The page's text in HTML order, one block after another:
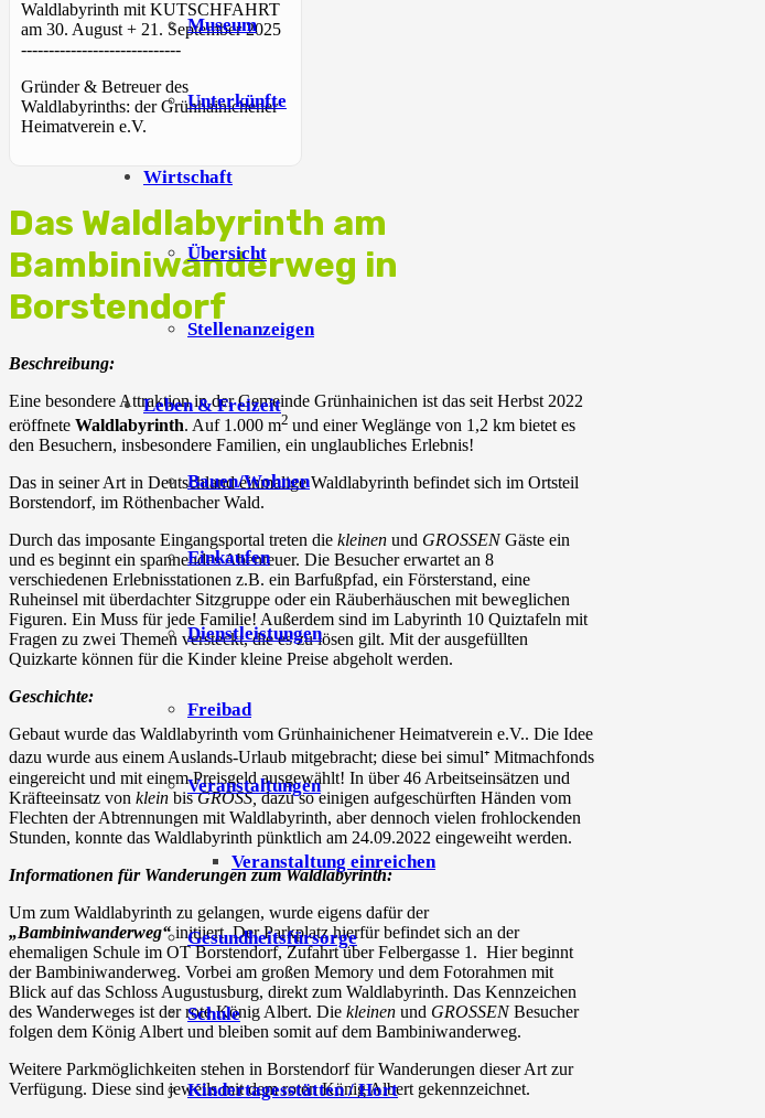
Museum
Unterkünfte
Wirtschaft
Übersicht
Stellenanzeigen
Leben & Freizeit
Bauen/Wohnen
Einkaufen
Dienstleistungen
Freibad
Veranstaltungen
Veranstaltung einreichen
Gesundheitsfürsorge
Schule
Kindertagesstätten / Hort
Waldlabyrinth mit KUTSCHFAHRT
am 30. August + 21. September 2025
-----------------------------
Gründer & Betreuer des
Waldlabyrinths: der Grünhainichener
Heimatverein e.V.
Das Waldlabyrinth am
Bambiniwanderweg in
Borstendorf
Beschreibung:
Eine besondere Attraktion in der Gemeinde Grünhainichen ist das seit Herbst 2022
eröffnete Waldlabyrinth. Auf 1.000 m2 und einer Weglänge von 1,2 km bietet es
den Besuchern, insbesondere Familien, ein unglaubliches Erlebnis!
Das in seiner Art in Deutschland einmalige Waldlabyrinth befindet sich im Ortsteil
Borstendorf, im Röthenbacher Wald.
Durch das imposante Eingangsportal treten die kleinen und GROSSENGäste ein
und es beginnt ein spannendes Abenteuer. Die Besucher erwartet an 8
verschiedenen Erlebnisstationen z.B. ein Barfußpfad, ein Försterstand, eine
Ruheinsel mit überdachter Sitzgruppe oder ein Räuberhäuschen mit beweglichen
Figuren. Ein Muss für jede Familie! Außerdem sind im Labyrinth 10 Quiztafeln mit
Fragen zu zwei Themen versteckt, die es zu lösen gilt. Mit der ausgefüllten
Quizkarte können für die Kinder kleine Preise abgeholt werden.
Geschichte:
Gebaut wurde das Waldlabyrinth vom Grünhainichener Heimatverein e.V.. Die Idee
dazu wurde aus einem Auslands-Urlaub mitgebracht; diese bei simul⁺ Mitmachfonds
eingereicht und mit einem Preisgeld ausgewählt! In über 46 Arbeitseinsätzen und
Kräfteeinsatz von klein bisGROSS,dazu so einigen aufgeschürften Händen vom
Flechten der Abtrennungen mit Waldlabyrinth, aber dennoch vielen frohlockenden
Stunden, konnte das Waldlabyrinth pünktlich am 24.09.2022 eingeweiht werden.
Informationen für Wanderungen zum Waldlabyrinth:
Um zum Waldlabyrinth zu gelangen, wurde eigens dafür der
„Bambiniwanderweg“initiiert. Der Parkplatz hierfür befindet sich an der
ehemaligen Schule im OT Borstendorf, Zufahrt über Felbergasse 1. Hier beginnt
der Bambiniwanderweg. Vorbei am großen Memory und dem Fotorahmen mit
Blick auf das Schloss Augustusburg, direkt zum Waldlabyrinth. Das Kennzeichen
des Wanderweges ist der rote König Albert. Die kleinen und GROSSENBesucher
folgen dem König Albert und bleiben somit auf dem Bambiniwanderweg.
Weitere Parkmöglichkeiten stehen in Borstendorf für Wanderungen dieser Art zur
Verfügung. Diese sind jeweils mit dem roten König Albert gekennzeichnet.